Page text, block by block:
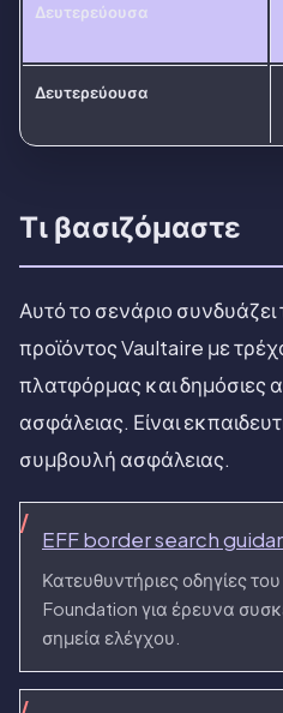
Δευτερεύουσα
Δευτερεύουσα
Τι βασιζόμαστε
Αυτό το σενάριο συνδυάζει
προϊόντος Vaultaire με
πλατφόρμας και δημόσιες
ασφάλειας. Είναι
συμβουλή ασφάλειας.
EFF border search
Κατευθυντήριες οδηγίες
Foundation για έρευνα
σημεία ελέγχου.